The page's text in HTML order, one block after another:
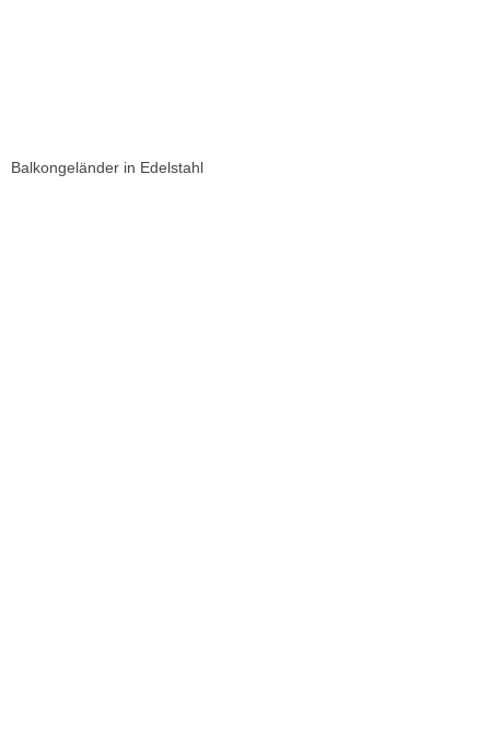
Balkongeländer in Edelstahl